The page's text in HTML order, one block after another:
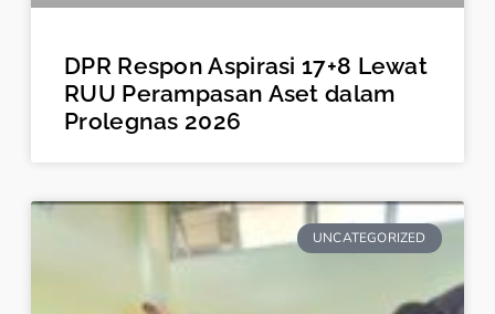
DPR Respon Aspirasi 17+8 Lewat
RUU Perampasan Aset dalam
Prolegnas 2026
UNCATEGORIZED